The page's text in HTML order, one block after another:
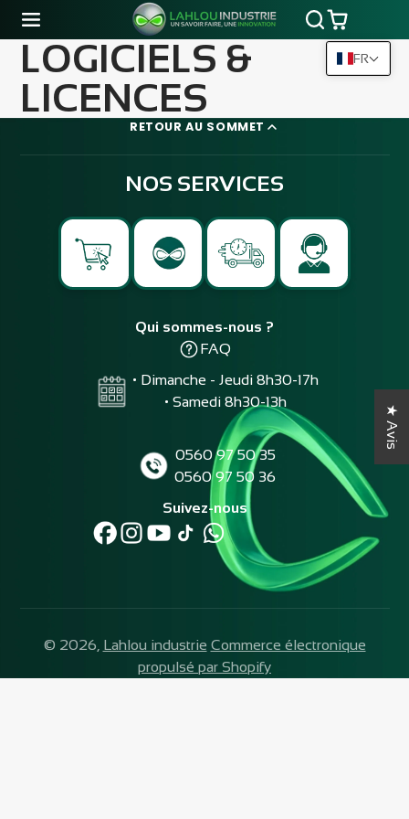
LOGICIELS &
LICENCES
RETOUR AU SOMMET
NOS SERVICES
Qui sommes-nous ?
FAQ
• Dimanche - Jeudi 8h30-17h
• Samedi 8h30-13h
0560 97 50 35
0560 97 50 36
Suivez-nous
© 2026, Lahlou industrie Commerce électronique
propulsé par Shopify
★ Avis
FR